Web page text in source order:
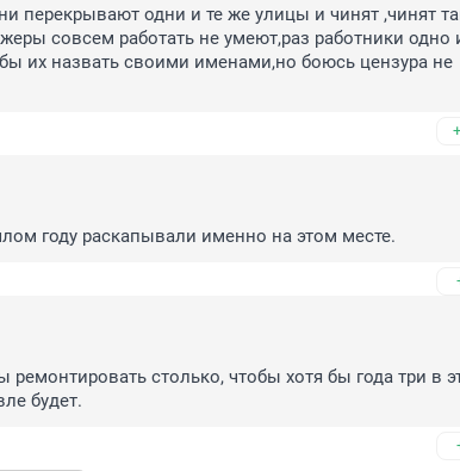
перекрывают одни и те же улицы и чинят ,чинят
совсем работать не умеют,раз работники одно
их назвать своими именами,но боюсь цензура не
году раскапывали именно на этом месте.
ремонтировать столько, чтобы хотя бы года три в
будет.